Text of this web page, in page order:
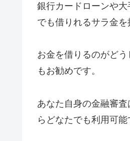
銀行カードローンや
でも借りれるサラ金
お金を借りるのがど
もお勧めです。
あなた自身の金融審
らどなたでも利用可能